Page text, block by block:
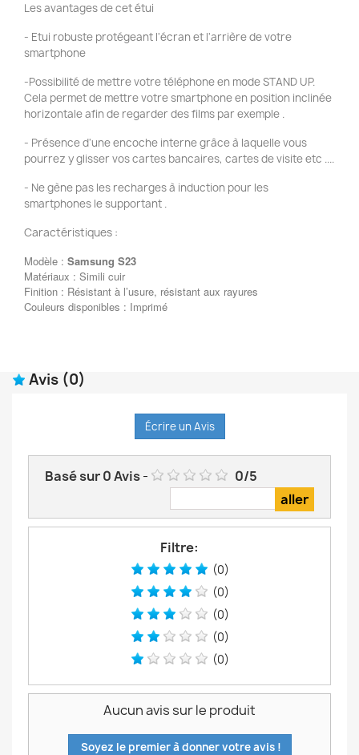
Les avantages de cet étui
- Etui robuste protégeant l'écran et l'arrière de votre
smartphone
-Possibilité de mettre votre téléphone en mode STAND UP.
Cela permet de mettre votre smartphone en position inclinée
horizontale afin de regarder des films par exemple .
- Présence d'une encoche interne grâce à laquelle vous
pourrez y glisser vos cartes bancaires, cartes de visite etc ....
- Ne gène pas les recharges à induction pour les
smartphones le supportant .
Caractéristiques :
Modèle : Samsung S23
Matériaux : Simili cuir
Finition : Résistant à l’usure, résistant aux rayures
Couleurs disponibles : Imprimé
Avis (0)
Écrire un Avis
Basé sur0Avis- 0/5
Filtre:
(0)
(0)
(0)
(0)
(0)
Aucun avis sur le produit
Soyez le premier à donner votre avis !